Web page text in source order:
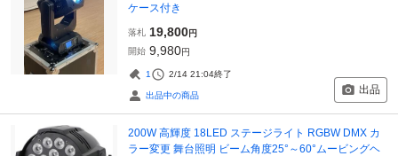
ケース付き
落札 19,800円
開始 9,980円
1 2/14 21:04終了
出品中の商品 出品
200W 高輝度 18LED ステージライト RGBW DMX カ
ラー変更 舞台照明 ビーム角度25°～60°ムービングヘ